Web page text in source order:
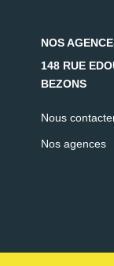
NOS
148 RUE
BEZONS
Nous
Nos agences